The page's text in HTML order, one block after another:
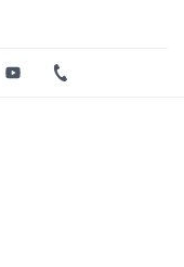
Youtube